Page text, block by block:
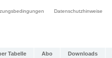
Datenschutzhinweise
Tabelle Abo Downloads